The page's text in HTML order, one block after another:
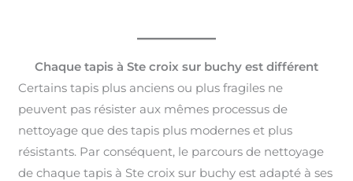
Chaque tapis à Ste croix sur buchy est différent
Certains tapis plus anciens ou plus fragiles ne
peuvent pas résister aux mêmes processus de
nettoyage que des tapis plus modernes et plus
résistants. Par conséquent, le parcours de nettoyage
de chaque tapis à Ste croix sur buchy est adapté à ses